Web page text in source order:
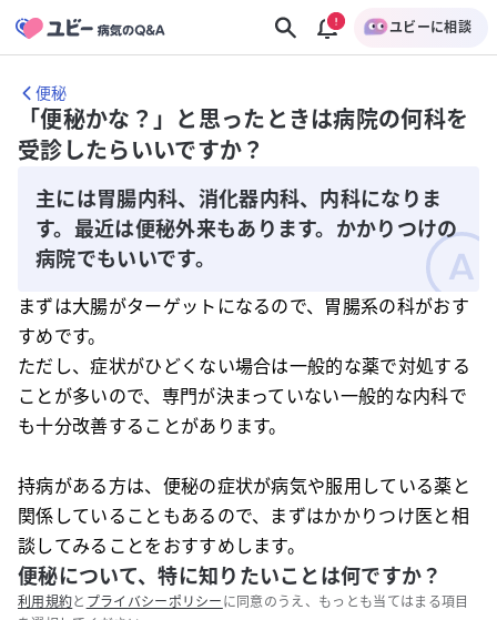
ユビーに相談
便秘
「便秘かな？」と思ったときは病院の何科を
受診したらいいですか？
主には胃腸内科、消化器内科、内科になりま
す。最近は便秘外来もあります。かかりつけの
病院でもいいです。
まずは大腸がターゲットになるので、胃腸系の科がおす
すめです。
ただし、症状がひどくない場合は一般的な薬で対処する
ことが多いので、専門が決まっていない一般的な内科で
も十分改善することがあります。
持病がある方は、便秘の症状が病気や服用している薬と
関係していることもあるので、まずはかかりつけ医と相
談してみることをおすすめします。
便秘について、特に知りたいことは何ですか？
利用規約と プライバシーポリシー に同意のうえ、もっとも当てはまる項目